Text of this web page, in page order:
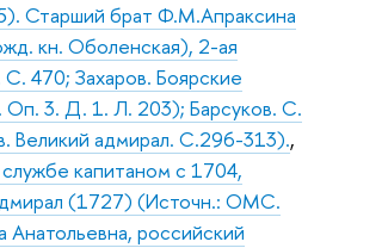
Старший брат Ф.М.Апраксина
кн. Оболенская), 2-ая
470; Захаров. Боярские
3. Д. 1. Л. 203); Барсуков. С.
адмирал. С.296-313).,
капитаном с 1704,
(1727) (Источн.: ОМС.
Анатольевна, российский